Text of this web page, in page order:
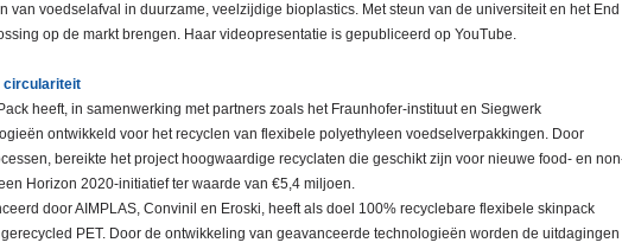
van voedselafval in duurzame, veelzijdige bioplastics. Met steun van de universiteit en het End
op de markt brengen. Haar videopresentatie is gepubliceerd op YouTube.
circulariteit
heeft, in samenwerking met partners zoals het Fraunhofer-instituut en Siegwerk
ontwikkeld voor het recyclen van flexibele polyethyleen voedselverpakkingen. Door
bereikte het project hoogwaardige recyclaten die geschikt zijn voor nieuwe food- en
Horizon 2020-initiatief ter waarde van €5,4 miljoen.
door AIMPLAS, Convinil en Eroski, heeft als doel 100% recyclebare flexibele skinpack
PET. Door de ontwikkeling van geavanceerde technologieën worden de uitdagingen